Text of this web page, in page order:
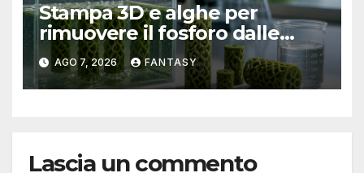
Stampa 3D e alghe per
rimuovere il fosforo dalle
acque il progetto della
Florida Atlantic University
AGO 7, 2026 FANTASY
Lascia un commento